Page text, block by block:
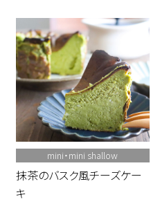
mini・mini shallow
抹茶のバスク風チーズケー
キ